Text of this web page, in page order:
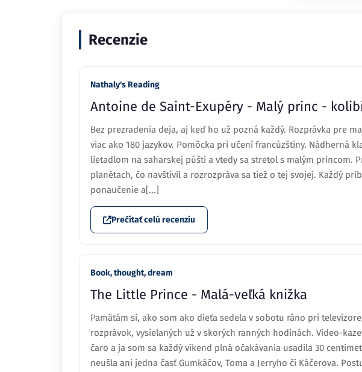
Recenzie
Nathaly's Reading
Antoine de Saint-Exupéry - Malý princ -
Bez prezradenia deja, aj keď ho už pozná každý. Rozprávka pre
viac ako 180 jazykov. Pomôcka pri učení francúzštiny. Nádherná
lietadlom na saharskej púšti a vtedy sa stretol s malým princom.
planétach, čo navštívil a rozrozpráva sa tiež o tej svojej. Každý
ponaučenie a[...]
Prečítať celú recenziu
Book, thought, dream
The Little Prince - Malá-veľká knižka
Pamätám si, ako som ako dieťa sedela v sobotu ráno pri
rozprávok, vysielaných už v skorých ranných hodinách. Video-
čaro a ja som sa každý víkend plná očakávania usadila 30
neušla ani jedna časť Gumkáčov, Toma a Jerryho či Káčerova.